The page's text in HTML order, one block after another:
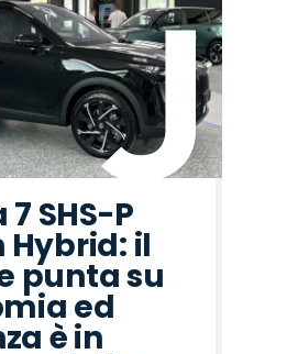
SHS-P
Hybrid: il
punta su
ed
è in